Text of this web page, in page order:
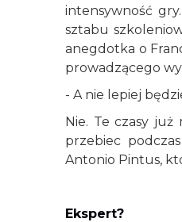
intensywność
sztabu
anegdotka o
prowadzącego
- A nie lepiej
Nie. Te czasy już
przebiec
Antonio Pintus,
Ekspert?